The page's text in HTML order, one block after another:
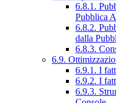
6.8.1.
Pubblica
6.8.2.
dalla
6.8.3.
6.9.
6.9.1. I
6.9.2. I
6.9.3.